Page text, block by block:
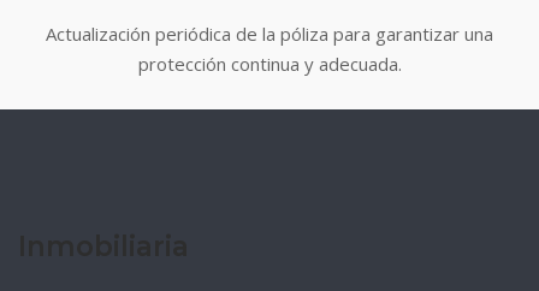
Actualización periódica de la póliza para garantizar una
protección continua y adecuada.